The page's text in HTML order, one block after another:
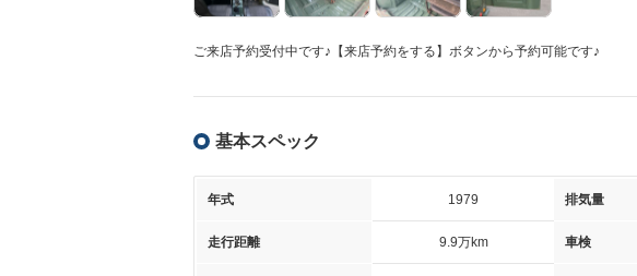
ご来店予約受付中です♪【来店予約をする】ボタンから予約可能です♪
基本スペック
年式 1979 排気量
走行距離 9.9万km 車検